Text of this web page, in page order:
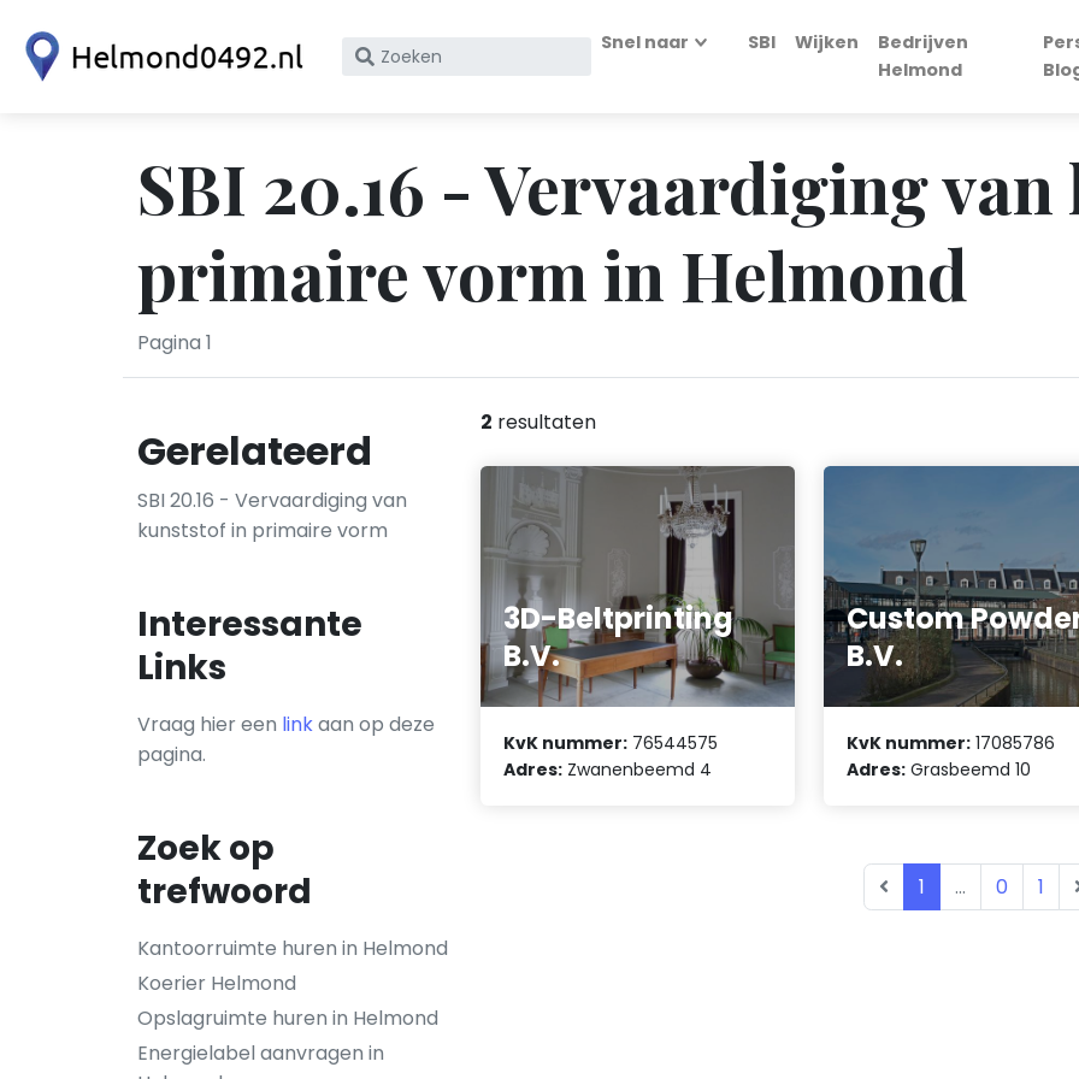
Zoek
KvK
nummer
Snel naar SBI Wijken
Bedrijven
Helmond
SBI 20.16 - Vervaardiging
primaire vorm in Helmond
Pagina 1
Gerelateerd
SBI 20.16 - Vervaardiging van
kunststof in primaire vorm
Interessante
Links
Vraag hier een linkaan op deze
pagina.
Zoek op
trefwoord
Kantoorruimte huren in Helmond
Koerier Helmond
Opslagruimte huren in Helmond
Energielabel aanvragen in
2 resultaten
3D-Beltprinting
B.V.
KvK nummer: 76544575
Adres: Zwanenbeemd 4
Custom
B.V.
KvK nummer: 17085786
Adres: Grasbeemd 10
1 ... 0 1